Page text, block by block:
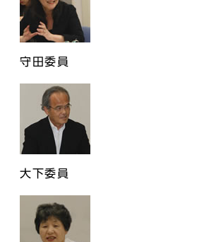
守田委員
大下委員